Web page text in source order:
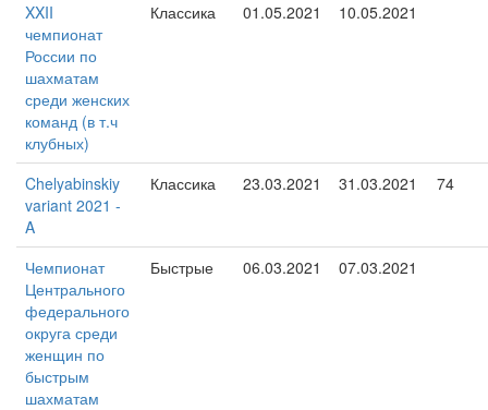
XXII
чемпионат
России по
шахматам
среди женских
команд (в т.ч
клубных)
Классика 01.05.2021 10.05.2021
Chelyabinskiy
variant 2021 -
A
Классика 23.03.2021 31.03.2021 74
Чемпионат
Центрального
федерального
округа среди
женщин по
быстрым
шахматам
Быстрые 06.03.2021 07.03.2021